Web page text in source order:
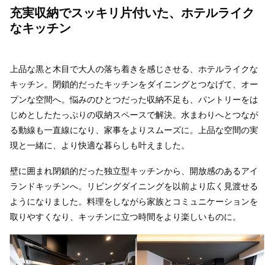
充実収納でスッキリ片付いた、ホテルライク
なキッチン
上品な黒と木目で大人の落ち着きを感じさせる、ホテルライクな
キッチン。閉鎖的だったキッチンをダイニングとつなげて、オー
プンな空間へ。悩みのひとつだった収納不足も、パントリーをは
じめとしたたっぷりの収納スペースで解決。水まわりへとつなが
る動線も一直線になり、家事をよりスムーズに。上品な空間の実
現と一緒に、より快適な暮らしも叶えました。
壁に囲まれ閉鎖的だった独立型キッチンから、開放感のあるアイ
ランドキッチンへ。リビングダイニングを以前より広く見渡せる
ようになりました。料理をしながら家族とコミュニケーションを
取りやすくなり、キッチンに立つ時間をより楽しいものに。